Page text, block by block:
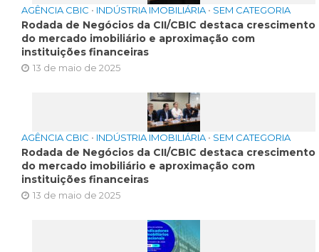
AGÊNCIA CBIC • INDÚSTRIA IMOBILIÁRIA • SEM CATEGORIA
Rodada de Negócios da CII/CBIC destaca crescimento
do mercado imobiliário e aproximação com
instituições financeiras
13 de maio de 2025
AGÊNCIA CBIC • INDÚSTRIA IMOBILIÁRIA • SEM CATEGORIA
Rodada de Negócios da CII/CBIC destaca crescimento
do mercado imobiliário e aproximação com
instituições financeiras
13 de maio de 2025